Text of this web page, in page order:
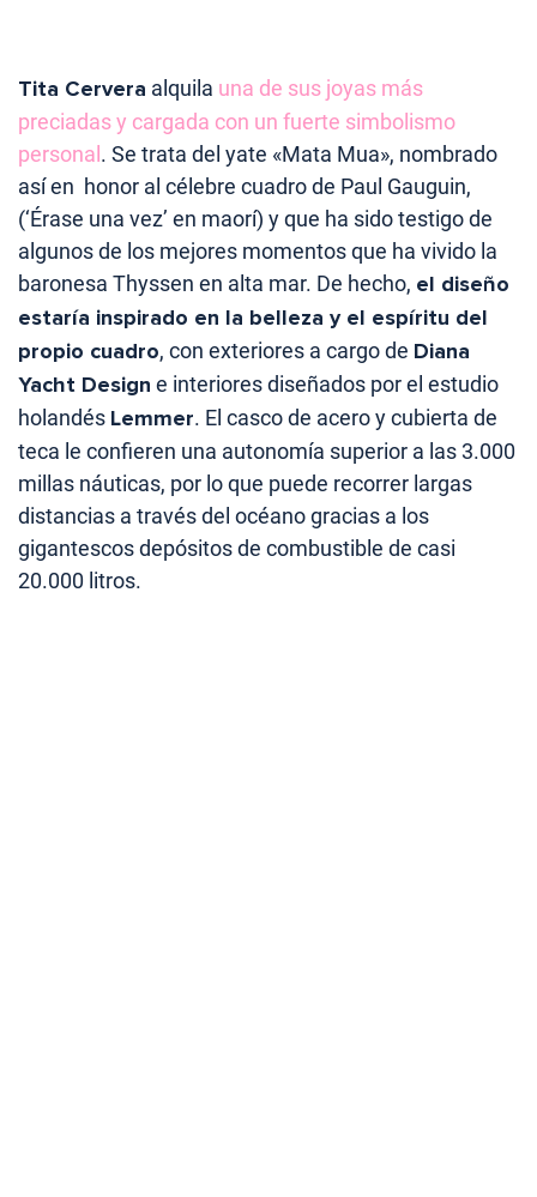
Tita Cervera alquila una de sus joyas más
preciadas y cargada con un fuerte simbolismo
personal. Se trata del yate «Mata Mua», nombrado
así en honor al célebre cuadro de Paul Gauguin,
(‘Érase una vez’ en maorí) y que ha sido testigo de
algunos de los mejores momentos que ha vivido la
baronesa Thyssen en alta mar. De hecho, el diseño
estaría inspirado en la belleza y el espíritu del
propio cuadro, con exteriores a cargo de Diana
Yacht Design e interiores diseñados por el estudio
holandés Lemmer. El casco de acero y cubierta de
teca le confieren una autonomía superior a las 3.000
millas náuticas, por lo que puede recorrer largas
distancias a través del océano gracias a los
gigantescos depósitos de combustible de casi
20.000 litros.